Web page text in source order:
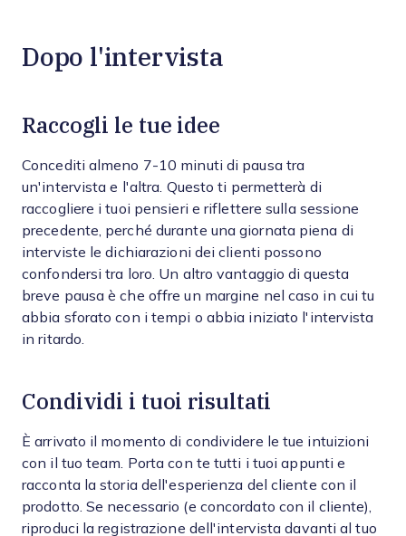
Dopo l'intervista
Raccogli le tue idee
Concediti almeno 7-10 minuti di pausa tra
un'intervista e l'altra. Questo ti permetterà di
raccogliere i tuoi pensieri e riflettere sulla sessione
precedente, perché durante una giornata piena di
interviste le dichiarazioni dei clienti possono
confondersi tra loro. Un altro vantaggio di questa
breve pausa è che offre un margine nel caso in cui tu
abbia sforato con i tempi o abbia iniziato l'intervista
in ritardo.
Condividi i tuoi risultati
È arrivato il momento di condividere le tue intuizioni
con il tuo team. Porta con te tutti i tuoi appunti e
racconta la storia dell'esperienza del cliente con il
prodotto. Se necessario (e concordato con il cliente),
riproduci la registrazione dell'intervista davanti al tuo